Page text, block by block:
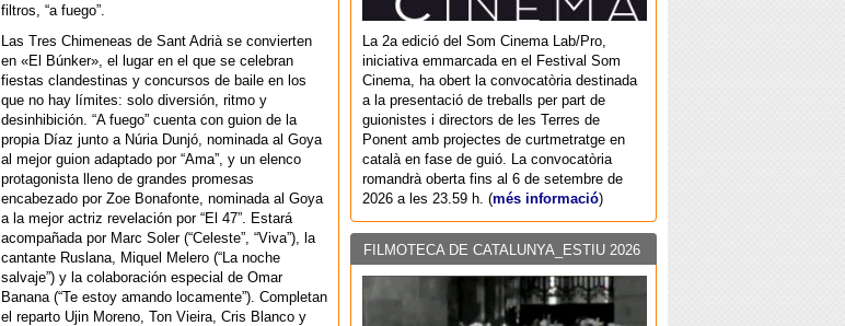
La 2a edició del Som Cinema Lab/Pro,
iniciativa emmarcada en el Festival Som
Cinema, ha obert la convocatòria destinada
a la presentació de treballs per part de
guionistes i directors de les Terres de
Ponent amb projectes de curtmetratge en
català en fase de guió. La convocatòria
romandrà oberta fins al 6 de setembre de
2026 a les 23.59 h. (més informació)
FILMOTECA DE CATALUNYA_ESTIU 2026
filtros, “a fuego”.
Las Tres Chimeneas de Sant Adrià se convierten
en «El Búnker», el lugar en el que se celebran
fiestas clandestinas y concursos de baile en los
que no hay límites: solo diversión, ritmo y
desinhibición. “A fuego” cuenta con guion de la
propia Díaz junto a Núria Dunjó, nominada al Goya
al mejor guion adaptado por “Ama”, y un elenco
protagonista lleno de grandes promesas
encabezado por Zoe Bonafonte, nominada al Goya
a la mejor actriz revelación por “El 47”. Estará
acompañada por Marc Soler (“Celeste”, “Viva”), la
cantante Ruslana, Miquel Melero (“La noche
salvaje”) y la colaboración especial de Omar
Banana (“Te estoy amando locamente”). Completan
el reparto Ujin Moreno, Ton Vieira, Cris Blanco y